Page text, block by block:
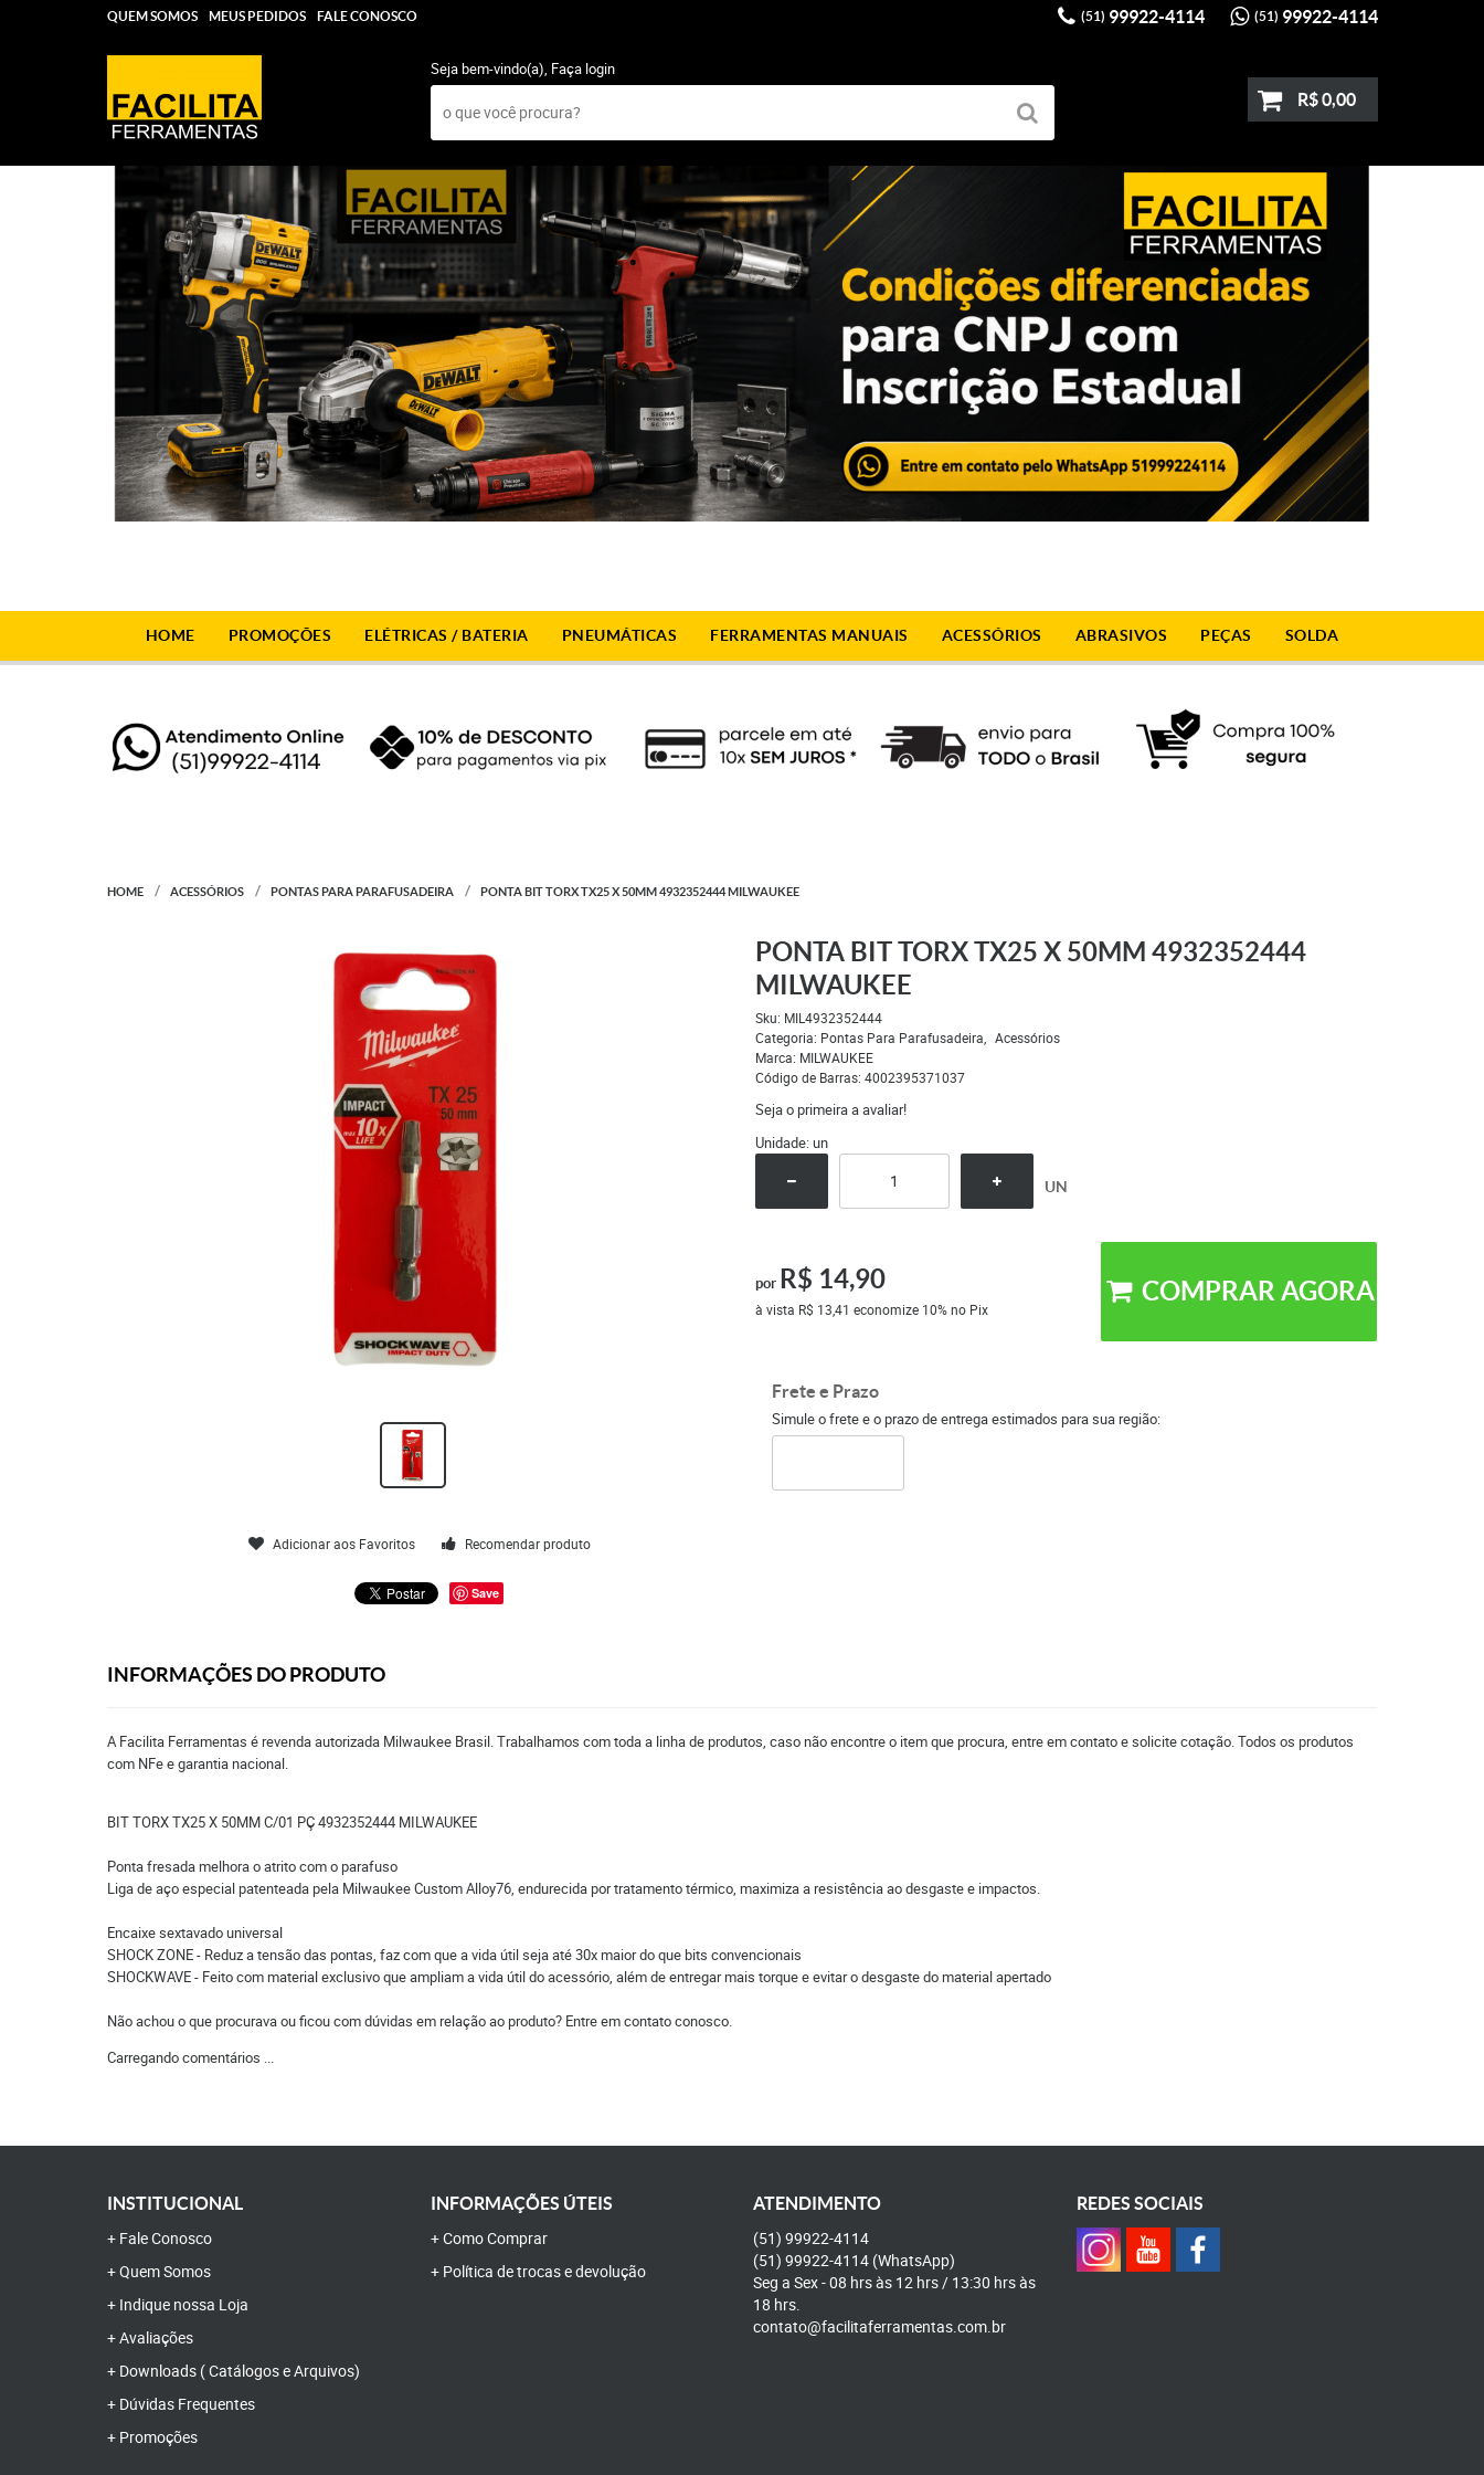
QUEM SOMOS MEUS PEDIDOS FALE CONOSCO (51) 99922-4114 (51) 99922-4114
Seja bem-vindo(a), Faça login
R$ 0,00
HOME PROMOÇÕES ELÉTRICAS / BATERIA PNEUMÁTICAS FERRAMENTAS MANUAIS ACESSÓRIOS ABRASIVOS PEÇAS SOLDA
HOME ACESSÓRIOS PONTAS PARA PARAFUSADEIRA PONTA BIT TORX TX25 X 50MM 4932352444 MILWAUKEE
Adicionar aos Favoritos Recomendar produto
Save
PONTA BIT TORX TX25 X 50MM 4932352444
MILWAUKEE
Sku: MIL4932352444
Categoria: Pontas Para Parafusadeira
Acessórios
Marca: MILWAUKEE
Código de Barras: 4002395371037
Seja o primeira a avaliar!
Unidade: un
UN
por R$ 14,90
à vista R$ 13,41 economize 10%no Pix
COMPRAR AGORA
Frete e Prazo
Simule o frete e o prazo de entrega estimados para sua região:
INFORMAÇÕES DO PRODUTO
A Facilita Ferramentas é revenda autorizada Milwaukee Brasil. Trabalhamos com toda a linha de produtos, caso não encontre o item que procura, entre em contato e solicite cotação. Todos os produtos
com NFe e garantia nacional.
BIT TORX TX25 X 50MM C/01 PÇ 4932352444 MILWAUKEE
Ponta fresada melhora o atrito com o parafuso
Liga de aço especial patenteada pela Milwaukee Custom Alloy76, endurecida por tratamento térmico, maximiza a resistência ao desgaste e impactos.
Encaixe sextavado universal
SHOCK ZONE - Reduz a tensão das pontas, faz com que a vida útil seja até 30x maior do que bits convencionais
SHOCKWAVE - Feito com material exclusivo que ampliam a vida útil do acessório, além de entregar mais torque e evitar o desgaste do material apertado
Não achou o que procurava ou ficou com dúvidas em relação ao produto? Entre em contato conosco.
Carregando comentários ...
INSTITUCIONAL
Fale Conosco
Quem Somos
Indique nossa Loja
Avaliações
Downloads ( Catálogos e Arquivos)
Dúvidas Frequentes
Promoções
INFORMAÇÕES ÚTEIS
Como Comprar
Política de trocas e devolução
ATENDIMENTO
(51) 99922-4114
(51) 99922-4114 (WhatsApp)
Seg a Sex - 08 hrs às 12 hrs / 13:30 hrs às
18 hrs.
contato@facilitaferramentas.com.br
REDES SOCIAIS